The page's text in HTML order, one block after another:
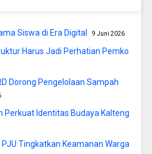
Siswa di Era Digital 9 Juni 2026
Harus Jadi Perhatian Pemko
Dorong Pengelolaan Sampah
Perkuat Identitas Budaya Kalteng
Tingkatkan Keamanan Warga